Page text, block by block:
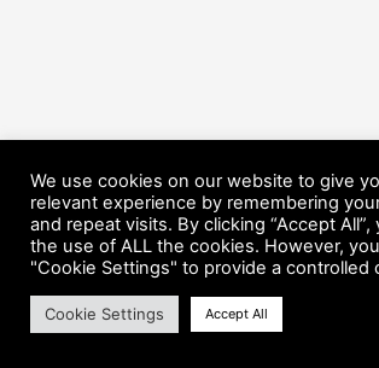
Copyright © 2026 HorsePower Hannover |
We use cookies on our website to give
relevant experience by remembering
and repeat visits. By clicking “Accept
the use of ALL the cookies. However,
"Cookie Settings" to provide a controlled
Cookie Settings Accept All